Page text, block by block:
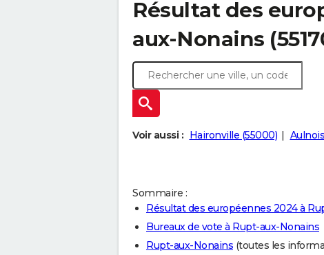
Résultat des
aux-Nonains
Voir aussi : Haironville (55000)
Sommaire :
Résultat des européennes 2024 à
Bureaux de vote à Rupt-aux-Nonains
Rupt-aux-Nonains (toutes les